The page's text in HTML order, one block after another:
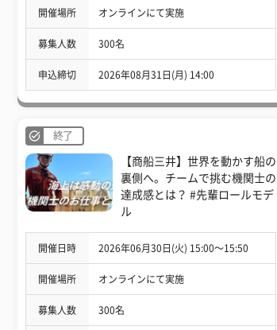
開催場所 オンラインにて実施
募集人数 300名
申込締切 2026年08月31日(月) 14:00
終了
【商船三井】世界を動かす船の
裏側へ。チームで挑む機関士の
達成感とは？ #先輩ロールモデ
ル
開催日時 2026年06月30日(火) 15:00〜15:50
開催場所 オンラインにて実施
募集人数 300名